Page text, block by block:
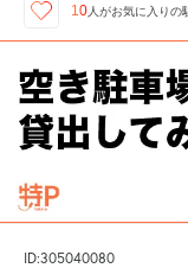
10 人がお気に入りの
ID:305040080